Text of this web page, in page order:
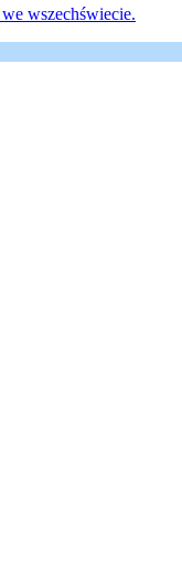
wszechświecie.